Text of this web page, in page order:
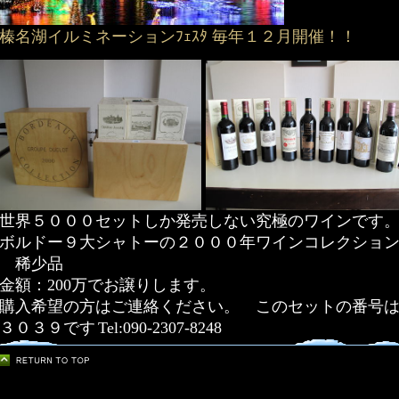
榛名湖イルミネーションﾌｪｽﾀ 毎年１２月開催！！
世界５０００セットしか発売しない究極のワインです。
ボルドー９大シャトーの２０００年ワインコレクション
稀少品
金額：200万でお譲りします。
購入希望の方はご連絡ください。 このセットの番号は
３０３９です Tel:090-2307-8248